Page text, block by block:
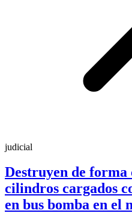
judicial
Destruyen de forma
cilindros cargados
en bus bomba en el